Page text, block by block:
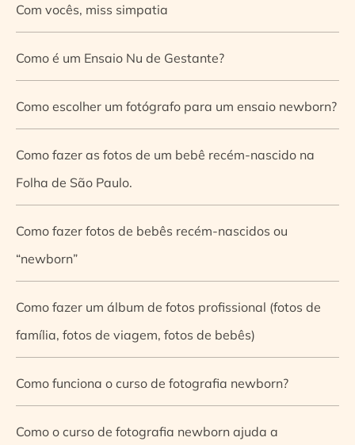
Com vocês, miss simpatia
Como é um Ensaio Nu de Gestante?
Como escolher um fotógrafo para um ensaio newborn?
Como fazer as fotos de um bebê recém-nascido na
Folha de São Paulo.
Como fazer fotos de bebês recém-nascidos ou
“newborn”
Como fazer um álbum de fotos profissional (fotos de
família, fotos de viagem, fotos de bebês)
Como funciona o curso de fotografia newborn?
Como o curso de fotografia newborn ajuda a